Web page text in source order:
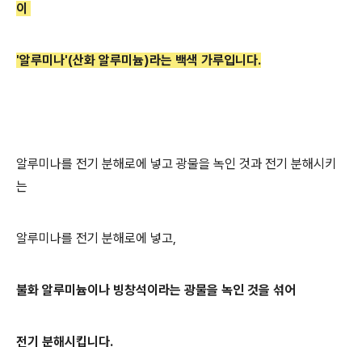
이
'알루미나'(산화 알루미늄)라는 백색 가루입니다.
알루미나를 전기 분해로에 넣고 광물을 녹인 것과 전기 분해시키
는
알루미나를 전기 분해로에 넣고,
불화 알루미늄이나 빙창석이라는 광물을 녹인 것을 섞어
전기 분해시킵니다.